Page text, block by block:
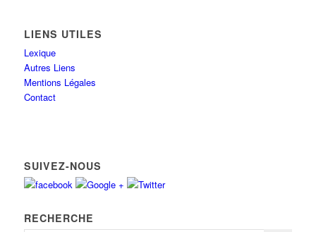
LIENS UTILES
Lexique
Autres Liens
Mentions Légales
Contact
SUIVEZ-NOUS
RECHERCHE